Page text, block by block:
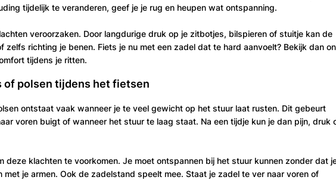
tijdelijk te veranderen, geef je je rug en heupen wat ontspanning.
veroorzaken. Door langdurige druk op je zitbotjes, bilspieren of stuitje kan de
zelfs richting je benen. Fiets je nu met een zadel dat te hard aanvoelt? Bekijk dan
tijdens je ritten.
of polsen tijdens het fietsen
ontstaat vaak wanneer je te veel gewicht op het stuur laat rusten. Dit gebeurt
voren buigt of wanneer het stuur te laag staat. Na een tijdje kun je dan pijn, druk
deze klachten te voorkomen. Je moet ontspannen bij het stuur kunnen zonder dat
je armen. Ook de zadelstand speelt mee. Staat je zadel te ver naar voren of